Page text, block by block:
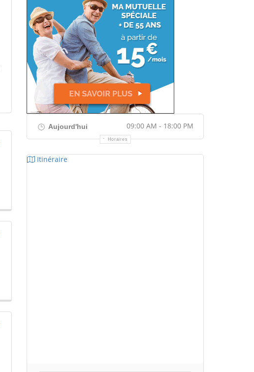
Aujourd'hui 09:00 AM - 18:00 PM
Horaires
Itinéraire